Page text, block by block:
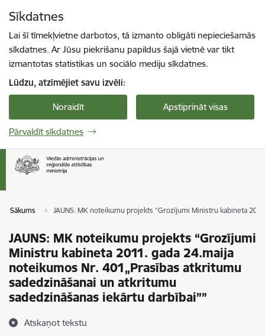
Sīkdatnes
Lai šī tīmekļvietne darbotos, tā izmanto obligāti nepieciešamās
sīkdatnes. Ar Jūsu piekrišanu papildus šajā vietnē var tikt
izmantotas statistikas un sociālo mediju sīkdatnes.
Lūdzu, atzīmējiet savu izvēli:
Noraidīt Apstiprināt visas
Pārvaldīt sīkdatnes
Sākums JAUNS: MK noteikumu projekts “Grozījumi Ministru kabineta
JAUNS: MK noteikumu projekts “Grozījumi
Ministru kabineta 2011. gada 24.maija
noteikumos Nr. 401„Prasības atkritumu
sadedzināšanai un atkritumu
sadedzināšanas iekārtu darbībai””
Atskaņot tekstu